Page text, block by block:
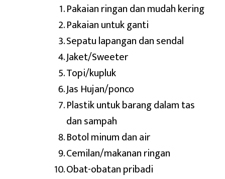
Pakaian ringan dan mudah kering
Pakaian untuk ganti
Sepatu lapangan dan sendal
Jaket/Sweeter
Topi/kupluk
Jas Hujan/ponco
Plastik untuk barang dalam tas
dan sampah
Botol minum dan air
Cemilan/makanan ringan
Obat-obatan pribadi